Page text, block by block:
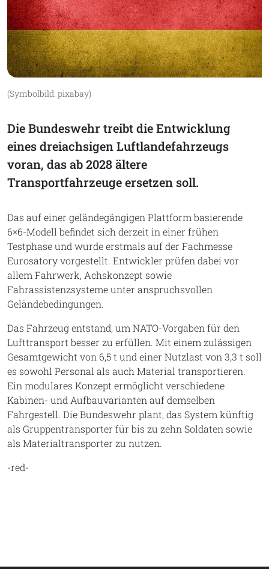
(Symbolbild: pixabay)
Die Bundeswehr treibt die Entwicklung
eines dreiachsigen Luftlandefahrzeugs
voran, das ab 2028 ältere
Transportfahrzeuge ersetzen soll.
Das auf einer geländegängigen Plattform basierende
6×6-Modell befindet sich derzeit in einer frühen
Testphase und wurde erstmals auf der Fachmesse
Eurosatory vorgestellt. Entwickler prüfen dabei vor
allem Fahrwerk, Achskonzept sowie
Fahrassistenzsysteme unter anspruchsvollen
Geländebedingungen.
Das Fahrzeug entstand, um NATO-Vorgaben für den
Lufttransport besser zu erfüllen. Mit einem zulässigen
Gesamtgewicht von 6,5 t und einer Nutzlast von 3,3 t soll
es sowohl Personal als auch Material transportieren.
Ein modulares Konzept ermöglicht verschiedene
Kabinen- und Aufbauvarianten auf demselben
Fahrgestell. Die Bundeswehr plant, das System künftig
als Gruppentransporter für bis zu zehn Soldaten sowie
als Materialtransporter zu nutzen.
-red-